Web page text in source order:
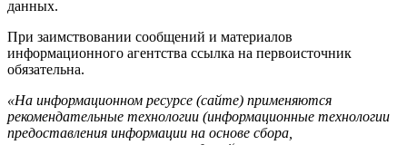
данных.
При заимствовании сообщений и материалов
информационного агентства ссылка на первоисточник
обязательна.
«На информационном ресурсе (сайте) применяются
рекомендательные технологии (информационные технологии
предоставления информации на основе сбора,